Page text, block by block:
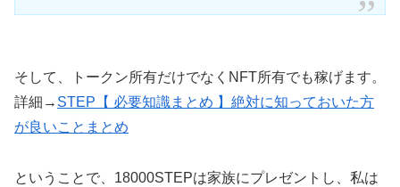
そして、トークン所有だけでなくNFT所有でも稼げます。
詳細→ STEP【 必要知識まとめ 】絶対に知っておいた方
が良いことまとめ
ということで、18000STEPは家族にプレゼントし、私は